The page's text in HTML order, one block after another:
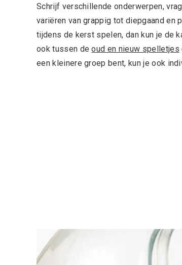
Schrijf verschillende onderwerpen,
variëren van grappig tot diepgaand
tijdens de kerst spelen, dan kun je de
ook tussen deoud en nieuw spelletjes
een kleinere groep bent, kun je ook